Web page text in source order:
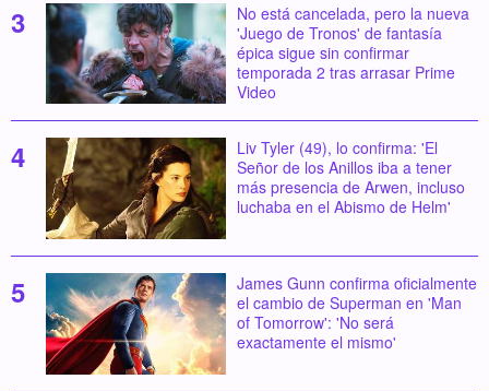
No está cancelada, pero la nueva
'Juego de Tronos' de fantasía
épica sigue sin confirmar
temporada 2 tras arrasar Prime
Video
Liv Tyler (49), lo confirma: 'El
Señor de los Anillos iba a tener
más presencia de Arwen, incluso
luchaba en el Abismo de Helm'
James Gunn confirma oficialmente
el cambio de Superman en 'Man
of Tomorrow': 'No será
exactamente el mismo'